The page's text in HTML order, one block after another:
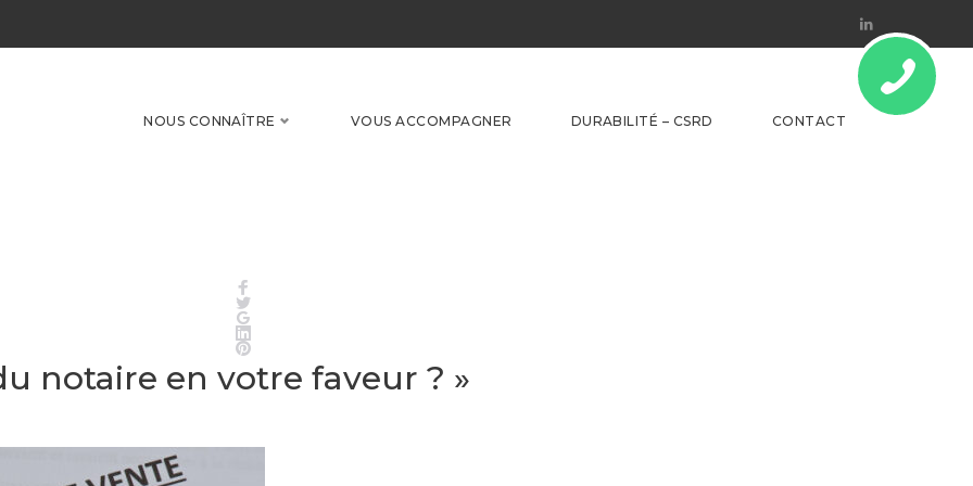
Linkedin
NOUS CONNAÎTRE VOUS ACCOMPAGNER DURABILITÉ – CSRD CONTACT
Twitter
Pinterest
notaire en votre faveur ? »